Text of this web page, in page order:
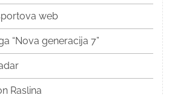
web
“Nova generacija 7”
Raslina